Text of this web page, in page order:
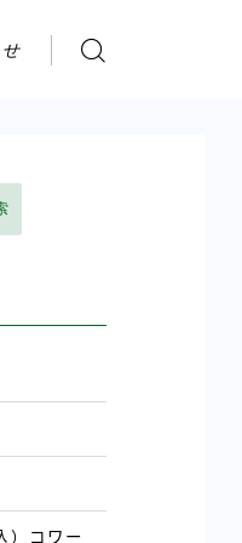
）コワー